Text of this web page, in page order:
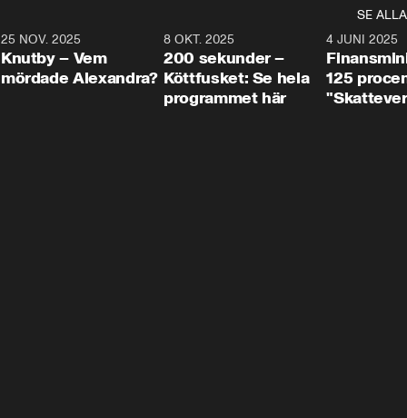
SE ALLA
31:05
25 NOV. 2025
Knutby – Vem
mördade Alexandra?
4:29
8 OKT. 2025
200 sekunder –
Köttfusket: Se hela
programmet här
4 JUNI 2025
125